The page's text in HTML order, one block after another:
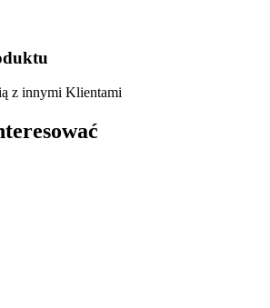
z innymi Klientami